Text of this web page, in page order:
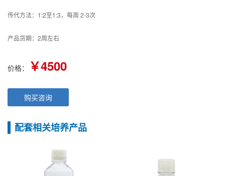
传代方法：1:2至1:3，每周 2-3次
产品货期：2周左右
价格： ￥4500
购买咨询
配套相关培养产品